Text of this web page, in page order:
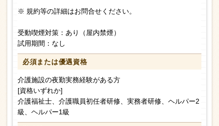
※ 規約等の詳細はお問合せください。
受動喫煙対策：あり（屋内禁煙）
試用期間：なし
必須または優遇資格
介護施設の夜勤実務経験がある方
[資格いずれか]
介護福祉士、介護職員初任者研修、実務者研修、ヘルパー2
級、ヘルパー1級